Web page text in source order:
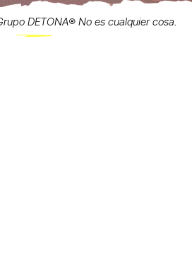
DETONA®️ No es cualquier cosa.